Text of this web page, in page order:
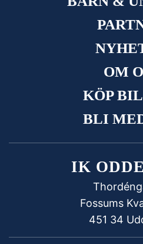
OM
KÖP
BLI
IK
Fossums
451 34